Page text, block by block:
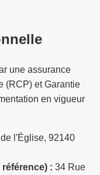
une assurance
(RCP) et Garantie
en vigueur
l'Église, 92140
: 34 Rue